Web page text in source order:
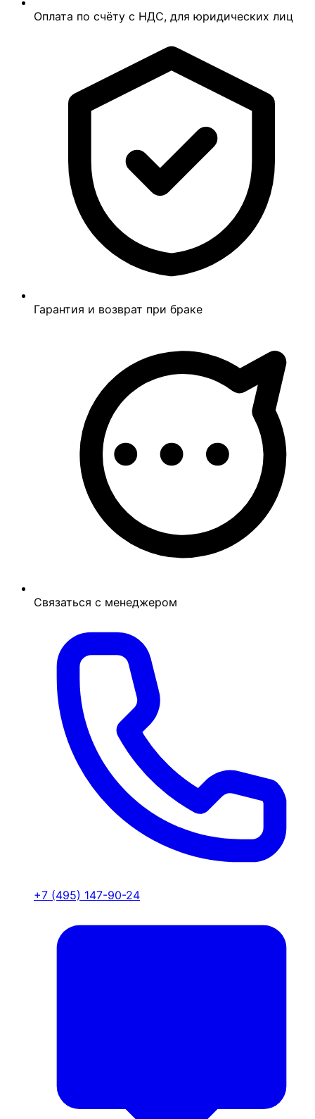
Оплата по счёту с НДС, для юридических лиц
Гарантия и возврат при браке
Связаться с менеджером
+7 (495) 147-90-24